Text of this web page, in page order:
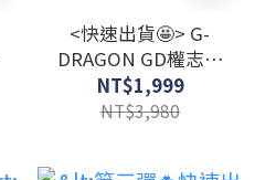
<快速出貨🤩> G-
DRAGON GD權志龍
Peaceminusone x
2025 MAMA 短TEE
NT$1,999
NT$3,980